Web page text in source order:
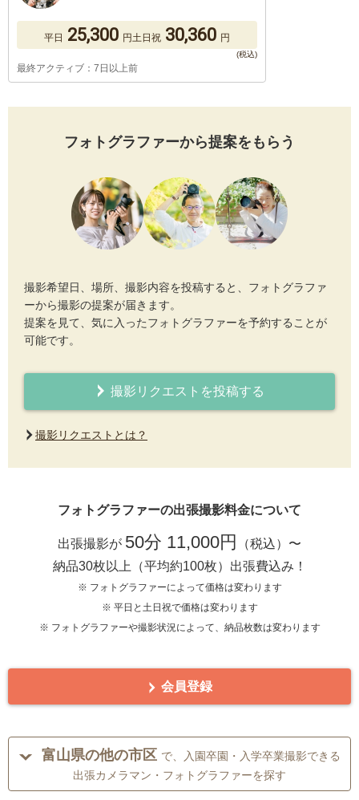
平日 25,300 円土日祝 30,360 円
最終アクティブ：7日以上前
フォトグラファーから提案をもらう
撮影希望日、場所、撮影内容を投稿すると、フォトグラファ
ーから撮影の提案が届きます。
提案を見て、気に入ったフォトグラファーを予約することが
可能です。
撮影リクエストを投稿する
撮影リクエストとは？
フォトグラファーの出張撮影料金について
出張撮影が 50分 11,000円
（税込）〜
納品30枚以上（平均約100枚）出張費込み！
※ フォトグラファーによって価格は変わります
※ 平日と土日祝で価格は変わります
※ フォトグラファーや撮影状況によって、納品枚数は変わります
会員登録
富山県の他の市区 で、入園卒園・入学卒業撮影できる
出張カメラマン・フォトグラファーを探す